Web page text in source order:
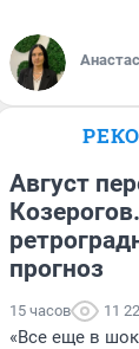
Август
прогноз
15 часов 11
«Все еще в